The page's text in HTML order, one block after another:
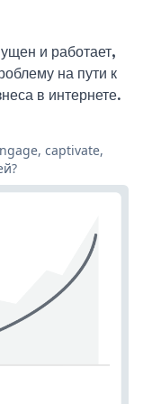
и работает,
на пути к
в интернете.
captivate,